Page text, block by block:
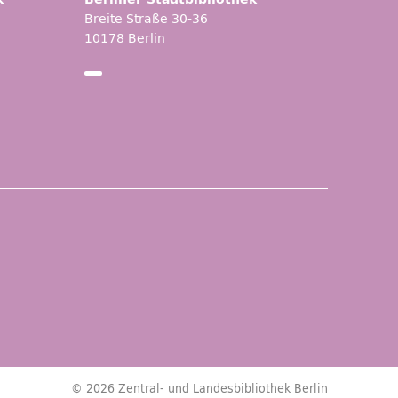
Breite Straße 30-36
10178 Berlin
© 2026 Zentral- und Landesbibliothek Berlin